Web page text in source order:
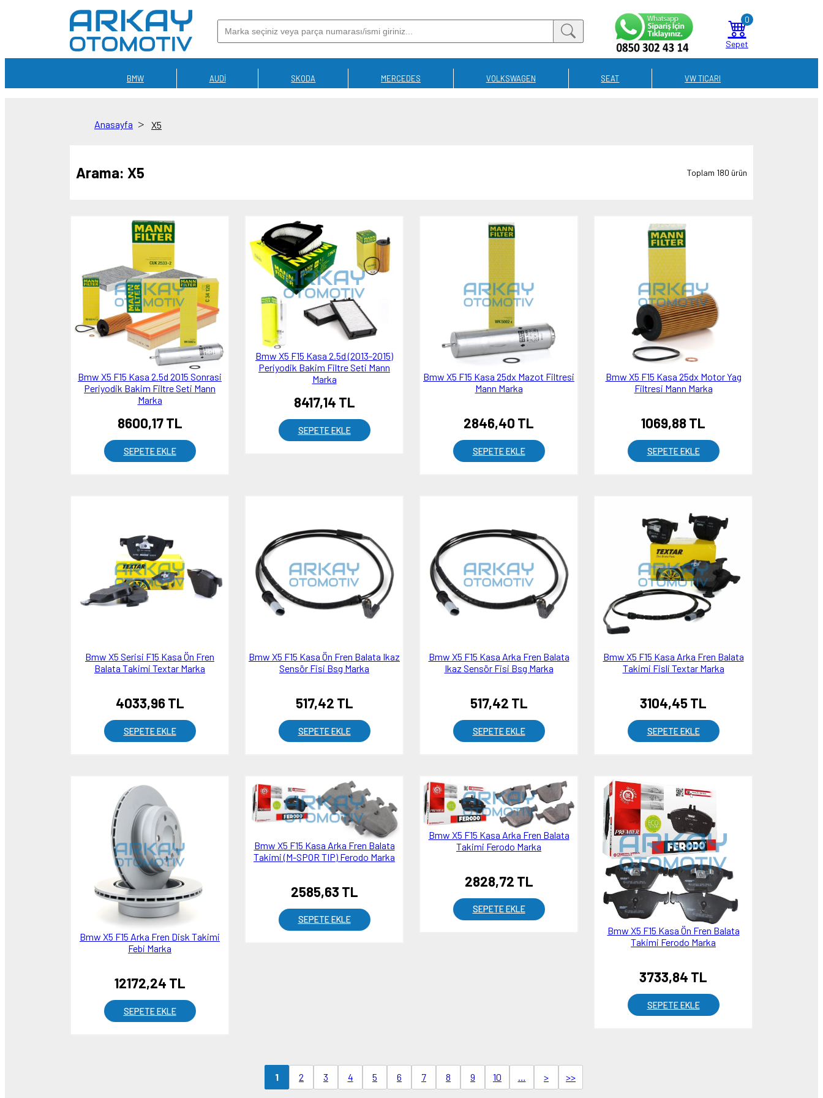
0
Sepet
BMW AUDİ SKODA MERCEDES VOLKSWAGEN SEAT VW TICARI
Anasayfa X5
Arama: X5 Toplam 180 ürün
Bmw X5 F15 Kasa 2.5d 2015 Sonrasi
Periyodik Bakim Filtre Seti Mann
Marka
8600,17 TL
SEPETE EKLE
Bmw X5 F15 Kasa 2.5d (2013-2015)
Periyodik Bakim Filtre Seti Mann
Marka
8417,14 TL
SEPETE EKLE
Bmw X5 F15 Kasa 25dx Mazot Filtresi
Mann Marka
2846,40 TL
SEPETE EKLE
Bmw X5 F15 Kasa 25dx Motor Yag
Filtresi Mann Marka
1069,88 TL
SEPETE EKLE
Bmw X5 Serisi F15 Kasa Ön Fren
Balata Takimi Textar Marka
4033,96 TL
SEPETE EKLE
Bmw X5 F15 Kasa Ön Fren Balata Ikaz
Sensör Fisi Bsg Marka
517,42 TL
SEPETE EKLE
Bmw X5 F15 Kasa Arka Fren Balata
Ikaz Sensör Fisi Bsg Marka
517,42 TL
SEPETE EKLE
Bmw X5 F15 Kasa Arka Fren Balata
Takimi Fisli Textar Marka
3104,45 TL
SEPETE EKLE
Bmw X5 F15 Arka Fren Disk Takimi
Febi Marka
12172,24 TL
SEPETE EKLE
Bmw X5 F15 Kasa Arka Fren Balata
Takimi (M-SPOR TIP) Ferodo Marka
2585,63 TL
SEPETE EKLE
Bmw X5 F15 Kasa Arka Fren Balata
Takimi Ferodo Marka
2828,72 TL
SEPETE EKLE
Bmw X5 F15 Kasa Ön Fren Balata
Takimi Ferodo Marka
3733,84 TL
SEPETE EKLE
1 2 3 4 5 6 7 8 9 10 > >>